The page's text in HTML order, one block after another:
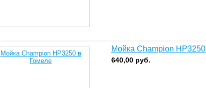
Мойка Champion HP3250
640,00 руб.